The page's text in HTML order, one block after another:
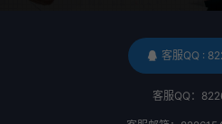
客服QQ :
客服QQ：